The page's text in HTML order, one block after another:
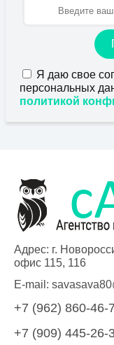
Я даю свое
персональных
политикой
Адрес: г.
офис 115, 116
E-mail:
+7 (962) 860-46-
+7 (909) 445-26-